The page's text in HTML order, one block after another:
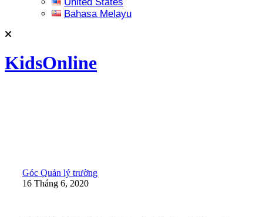
Bahasa Melayu
KidsOnline
Góc Quản lý trường
16 Tháng 6, 2020